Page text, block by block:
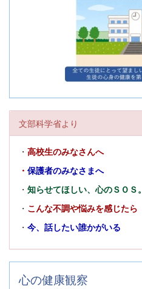
文部科学省より
・ 高校生のみなさんへ
・ 保護者のみなさまへ
・ 知らせてほしい、心のＳＯＳ。
・ こんな不調や悩みを感じたら
・ 今、話したい誰かがいる
心の健康観察